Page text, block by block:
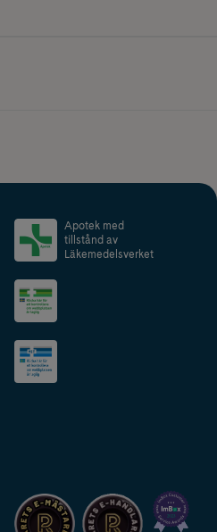
Apotek med
tillstånd av
Läkemedelsverket